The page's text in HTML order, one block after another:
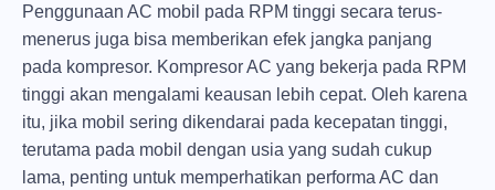
Penggunaan AC mobil pada RPM tinggi secara terus-
menerus juga bisa memberikan efek jangka panjang
pada kompresor. Kompresor AC yang bekerja pada RPM
tinggi akan mengalami keausan lebih cepat. Oleh karena
itu, jika mobil sering dikendarai pada kecepatan tinggi,
terutama pada mobil dengan usia yang sudah cukup
lama, penting untuk memperhatikan performa AC dan